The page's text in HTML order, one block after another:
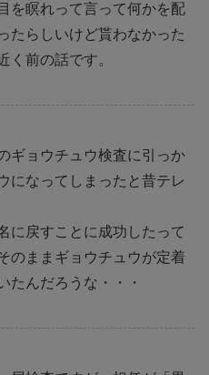
を瞑れって言って何かを配
たらしいけど貰わなかった
前の話です。
ギョウチュウ検査に引っか
になってしまったと昔テレ
に戻すことに成功したって
のままギョウチュウが定着
たんだろうな・・・